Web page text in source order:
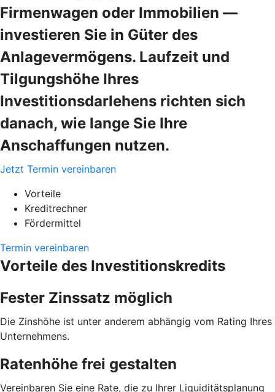
Firmenwagen oder Immobilien —
investieren Sie in Güter des
Anlagevermögens. Laufzeit und
Tilgungshöhe Ihres
Investitionsdarlehens richten sich
danach, wie lange Sie Ihre
Anschaffungen nutzen.
Jetzt Termin vereinbaren
Vorteile
Kreditrechner
Fördermittel
Termin vereinbaren
Vorteile des Investitionskredits
Fester Zinssatz möglich
Die Zinshöhe ist unter anderem abhängig vom Rating Ihres
Unternehmens.
Ratenhöhe frei gestalten
Vereinbaren Sie eine Rate, die zu Ihrer Liquiditätsplanung